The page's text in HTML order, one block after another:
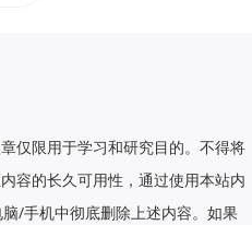
仅限用于学习和研究目的。不得将
容的长久可用性，通过使用本站内
/手机中彻底删除上述内容。如果